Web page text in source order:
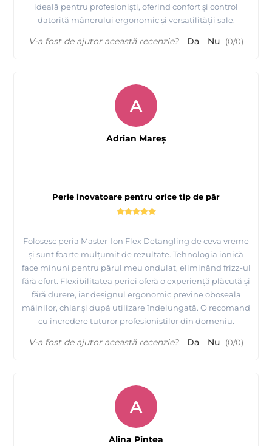
ideală pentru profesioniști, oferind confort și control
datorită mânerului ergonomic și versatilității sale.
V-a fost de ajutor această recenzie? Da Nu (0/0)
Perie inovatoare pentru orice tip de păr
Folosesc peria Master-Ion Flex Detangling de ceva vreme
și sunt foarte mulțumit de rezultate. Tehnologia ionică
face minuni pentru părul meu ondulat, eliminând frizz-ul
fără efort. Flexibilitatea periei oferă o experiență plăcută și
fără durere, iar designul ergonomic previne oboseala
mâinilor, chiar și după utilizare îndelungată. O recomand
cu încredere tuturor profesioniștilor din domeniu.
A
Adrian Mareş
V-a fost de ajutor această recenzie? Da Nu (0/0)
A
Alina Pintea